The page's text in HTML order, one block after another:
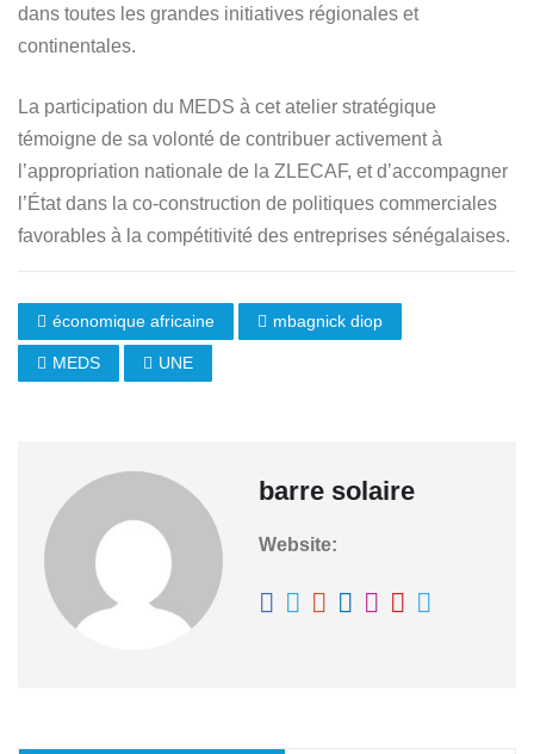
dans toutes les grandes initiatives régionales et
continentales.
La participation du MEDS à cet atelier stratégique
témoigne de sa volonté de contribuer activement à
l’appropriation nationale de la ZLECAF, et d’accompagner
l’État dans la co-construction de politiques commerciales
favorables à la compétitivité des entreprises sénégalaises.
économique africaine mbagnick diop
MEDS UNE
barre solaire
Website: